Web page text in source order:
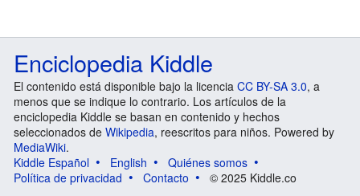
Enciclopedia Kiddle
El contenido está disponible bajo la licencia CC BY-SA 3.0, a
menos que se indique lo contrario. Los artículos de la
enciclopedia Kiddle se basan en contenido y hechos
seleccionados de Wikipedia, reescritos para niños. Powered by
MediaWiki.
Kiddle Español
English
Quiénes somos
Política de privacidad
Contacto © 2025 Kiddle.co